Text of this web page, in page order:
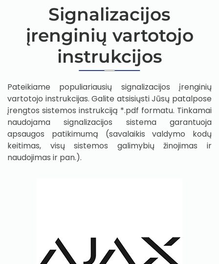
Signalizacijos
įrenginių vartotojo
instrukcijos
Pateikiame populiariausių signalizacijos įrenginių
vartotojo instrukcijas. Galite atsisiųsti Jūsų patalpose
įrengtos sistemos instrukciją *.pdf formatu. Tinkamai
naudojama signalizacijos sistema garantuoja
apsaugos patikimumą (savalaikis valdymo kodų
keitimas, visų sistemos galimybių žinojimas ir
naudojimas ir pan.).